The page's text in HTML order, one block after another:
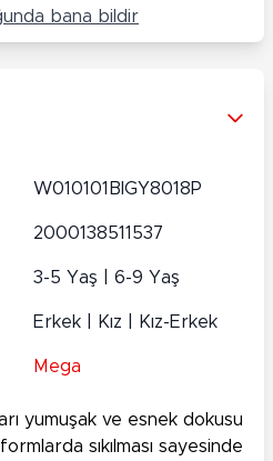
bana bildir
W010101BIGY8018P
2000138511537
3-5 Yaş | 6-9 Yaş
Erkek | Kız | Kız-Erkek
Mega
yumuşak ve esnek dokusu
sıkılması sayesinde